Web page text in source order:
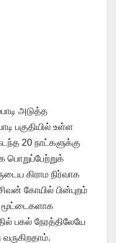
அடுத்த
பகுதியில் உள்ள
20 நாட்களுக்கு
பொறுப்பேற்றுக்
கிராம நிர்வாக
கோயில் பின்புறம்
பகல் நேரத்திலேயே